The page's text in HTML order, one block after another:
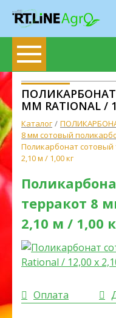
ММ RATIONAL /
Каталог
8 мм сотовый
Поликарбонат сотовый
2,10 м / 1,00 кг
терракот 8
2,10 м / 1,00
Оплата